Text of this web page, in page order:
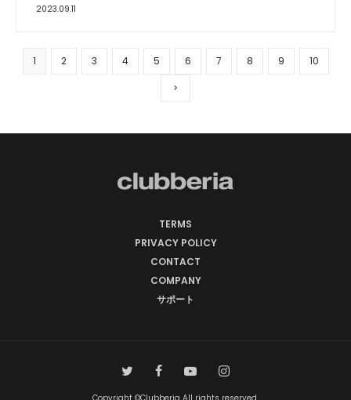
2023.09.11
1 2 3 4 5 6 7 8 9 10
TERMS
PRIVACY POLICY
CONTACT
COMPANY
サポート